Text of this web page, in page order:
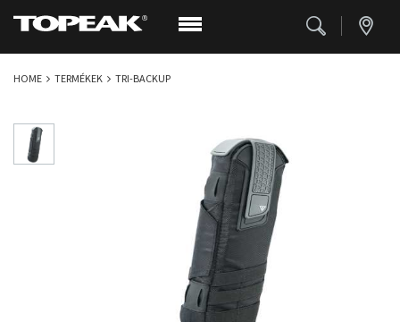
HOME TERMÉKEK TRI-BACKUP